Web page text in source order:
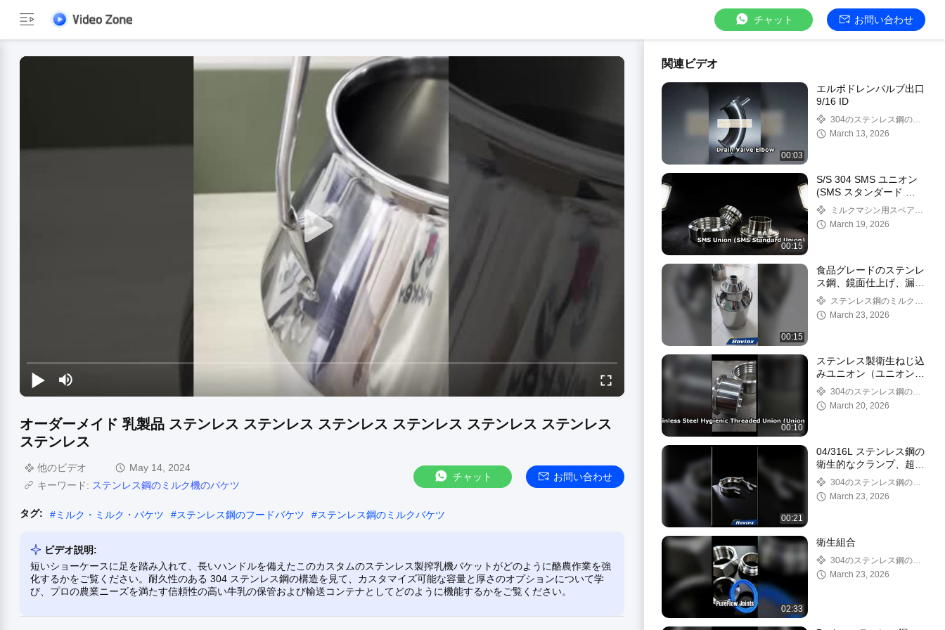
チャット お問い合わせ
オーダーメイド 乳製品 ステンレス ステンレス ステンレス ステンレス ステンレス ステンレス
ステンレス
他のビデオ
May 14, 2024
キーワード: ステンレス鋼のミルク機のバケツ
チャット お問い合わせ
タグ: #ミルク・ミルク・バケツ #ステンレス鋼のフードバケツ #ステンレス鋼のミルクバケツ
ビデオ説明:
短いショーケースに足を踏み入れて、長いハンドルを備えたこのカスタムのステンレス製搾乳機バケットがどのように酪農作業を強
化するかをご覧ください。耐久性のある 304 ステンレス鋼の構造を見て、カスタマイズ可能な容量と厚さのオプションについて学
び、プロの農業ニーズを満たす信頼性の高い牛乳の保管および輸送コンテナとしてどのように機能するかをご覧ください。
関連ビデオ
00:03
エルボドレンバルブ出口
9/16 ID
304のステンレス鋼の管
付属品March 13, 2026
00:15
S/S 304 SMS ユニオン
(SMS スタンダード ユ
ニオン)ミルクマシン用スペアパ
ーツMarch 19, 2026
00:15
食品グレードのステンレ
ス鋼、鏡面仕上げ、漏れ
防止クランプ蓋。乳製
品、製薬、飲料用。ボビ
ンスq
ステンレス鋼のミルク機
のバケツ
March 23, 2026
00:10
ステンレス製衛生ねじ込
みユニオン（ユニオンコ
ネクタ）
304のステンレス鋼の管
付属品March 20, 2026
00:21
04/316L ステンレス鋼の
衛生的なクランプ、超滑
らかに研磨された内側の
溝と工具不要のクイック
I
304のステンレス鋼の管
付属品March 23, 2026
02:33
衛生組合
304のステンレス鋼の管
付属品March 23, 2026